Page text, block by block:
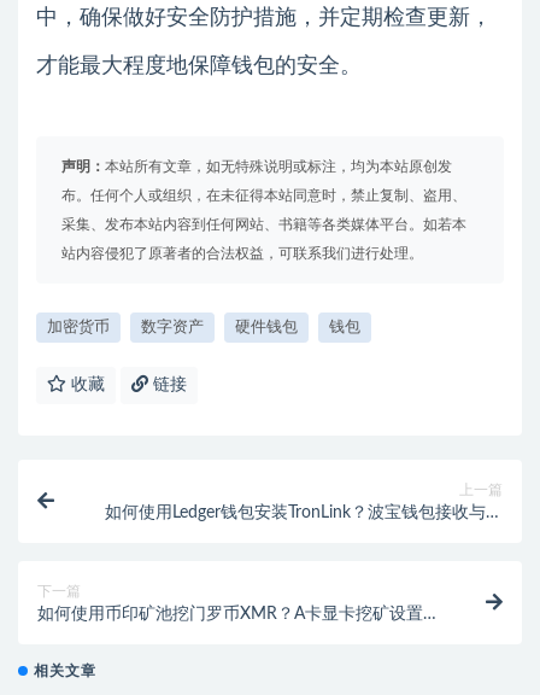
中，确保做好安全防护措施，并定期检查更新，
才能最大程度地保障钱包的安全。
声明： 本站所有文章，如无特殊说明或标注，均为本站原创发
布。任何个人或组织，在未征得本站同意时，禁止复制、盗用、
采集、发布本站内容到任何网站、书籍等各类媒体平台。如若本
站内容侵犯了原著者的合法权益，可联系我们进行处理。
加密货币 数字资产 硬件钱包 钱包
收藏 链接
上一篇
如何使用Ledger钱包安装TronLink？波宝钱包接收与发
下一篇
如何使用币印矿池挖门罗币XMR？A卡显卡挖矿设置全
相关文章